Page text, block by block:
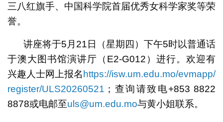
三八红旗手、中国科学院首届优秀女科学家奖等荣
誉。
讲座将于5月21日（星期四）下午5时以普通话
于澳大图书馆演讲厅（E2-G012）进行。欢迎有
兴趣人士网上报名https://isw.um.edu.mo/evmapp/
register/ULS20260521 ；查询请致电+853 8822
8878或电邮至uls@um.edu.mo与黄小姐联系。